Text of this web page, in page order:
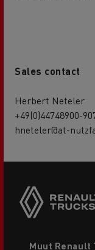
Sales contact
Herbert Neteler
+49(0)44748900-
hneteler@at-
Muut Renault